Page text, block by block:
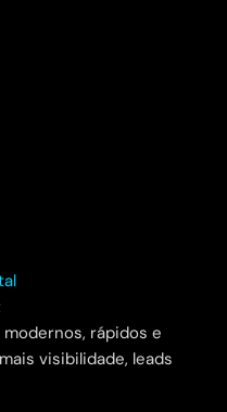
rápidos e
visibilidade, leads